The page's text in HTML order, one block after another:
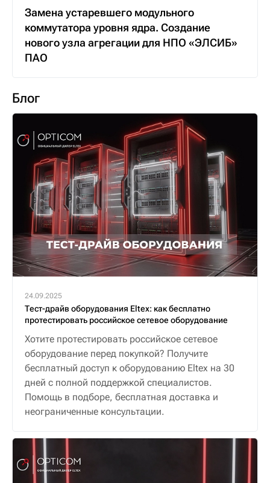
Замена устаревшего модульного
коммутатора уровня ядра. Создание
нового узла агрегации для НПО «ЭЛСИБ»
ПАО
Блог
24.09.2025
Тест-драйв оборудования Eltex: как бесплатно
протестировать российское сетевое оборудование
Хотите протестировать российское сетевое
оборудование перед покупкой? Получите
бесплатный доступ к оборудованию Eltex на 30
дней с полной поддержкой специалистов.
Помощь в подборе, бесплатная доставка и
неограниченные консультации.